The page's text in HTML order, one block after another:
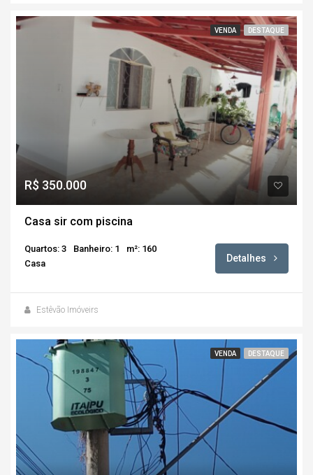
VENDA DESTAQUE
R$ 350.000
Casa sir com piscina
Quartos: 3 Banheiro: 1
m²: 160
Casa
Detalhes
Estêvão Imóveirs
VENDA DESTAQUE